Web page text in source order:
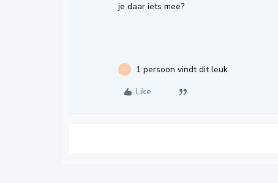
je daar iets mee?
X
1 persoon vindt dit leuk
Like